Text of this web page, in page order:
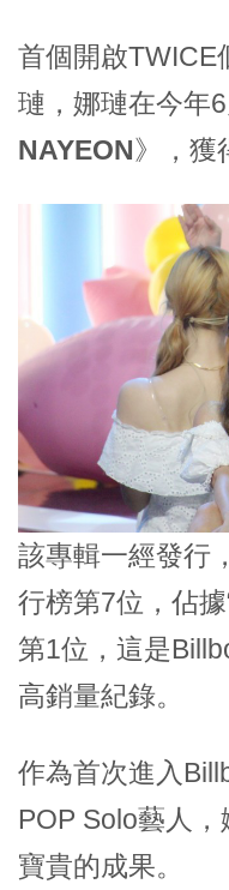
首個開啟TWICE
璉 ，娜璉在今年
NAYEON》
，
該專輯一經發行
行榜第7位，佔
第1位，這是
高銷量紀錄。
作為首次進入
POP Solo藝人
寶貴的成果。